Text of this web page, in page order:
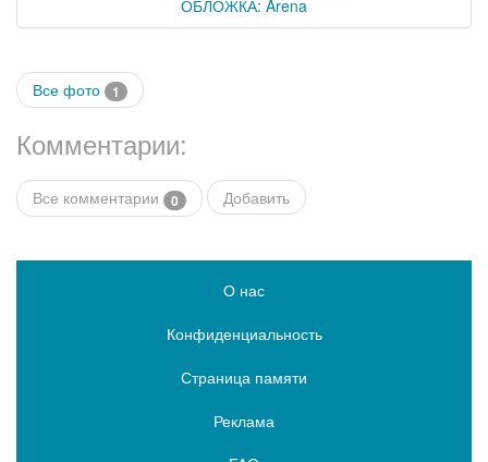
ОБЛОЖКА: Arena
Все фото 1
Комментарии:
Все комментарии 0 Добавить
О нас
Конфиденциальность
Страница памяти
Реклама